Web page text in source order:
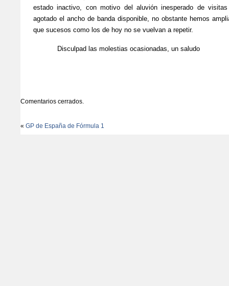
estado inactivo, con motivo del aluvión inesperado de
agotado el ancho de banda disponible, no obstante hemos
que sucesos como los de hoy no se vuelvan a repetir.
Disculpad las molestias ocasionadas, un saludo
Comentarios cerrados.
« GP de España de Fórmula 1